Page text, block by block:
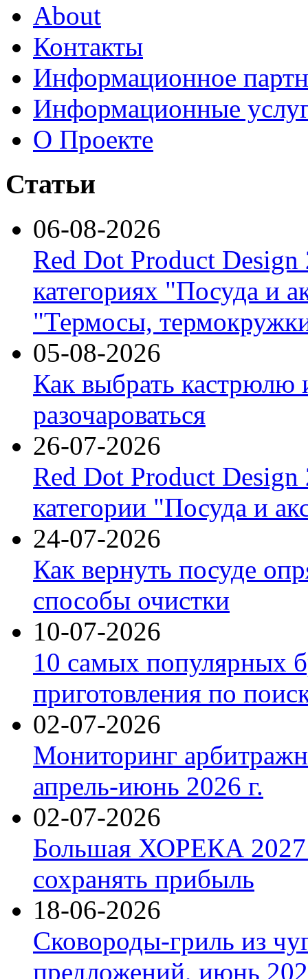
About
Контакты
Информационное
Информационные
О Проекте
Статьи
06-08-2026
Red Dot Product Design
категориях "Посуда и
"Термосы,
05-08-2026
Как выбрать кастрюлю
разочароваться
26-07-2026
Red Dot Product Design
категории "Посуда и
24-07-2026
Как вернуть посуде
способы очистки
10-07-2026
10 самых популярных
приготовления по
02-07-2026
Мониторинг
апрель-июнь 2026 г.
02-07-2026
Большая ХОРЕКА 2027:
сохранять прибыль
18-06-2026
Сковороды-гриль из
предложений, июнь